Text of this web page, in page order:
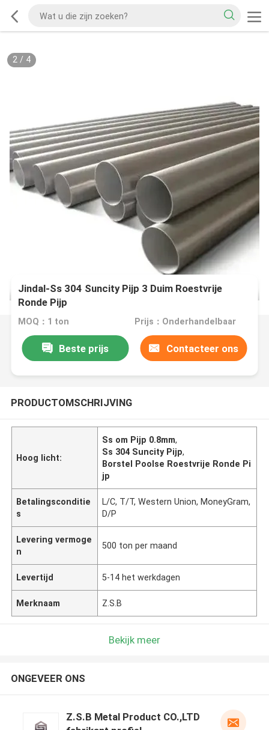
2/ 4
Jindal-Ss 304 Suncity Pijp 3 Duim Roestvrije
Ronde Pijp
MOQ：1 ton Prijs：Onderhandelbaar
Beste prijs Contacteer ons
PRODUCTOMSCHRIJVING
Hoog licht:
Ss om Pijp 0.8mm,
Ss 304 Suncity Pijp,
Borstel Poolse Roestvrije Ronde Pi
jp
Betalingsconditie
s
L/C, T/T, Western Union, MoneyGram,
D/P
Levering vermoge
n
500 ton per maand
Levertijd 5-14 het werkdagen
Merknaam Z.S.B
Bekijk meer
ONGEVEER ONS
Z.S.B Metal Product CO.,LTD